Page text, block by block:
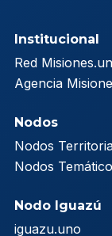
Institucional
Red
Agencia
Nodos
Nodos
Nodos
Nodo Iguazú
iguazu.uno